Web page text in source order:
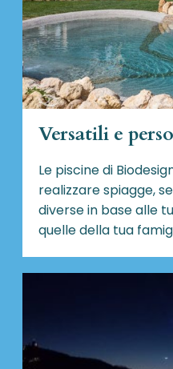
Versatili e
Le piscine di
realizzare spiagge,
diverse in base alle
quelle della tua